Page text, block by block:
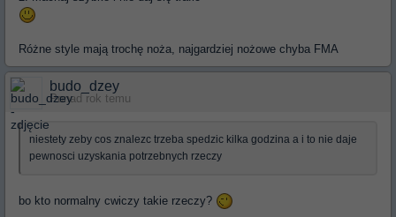
Różne style mają trochę noża, najgardziej nożowe chyba FMA
budo_dzey
Ponad rok temu
niestety zeby cos znalezc trzeba spedzic kilka godzina a i to nie daje
pewnosci uzyskania potrzebnych rzeczy
bo kto normalny cwiczy takie rzeczy?